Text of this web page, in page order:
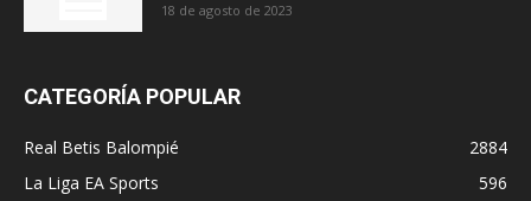
18 de agosto de 2023
CATEGORÍA POPULAR
Real Betis Balompié
2884
La Liga EA Sports
596